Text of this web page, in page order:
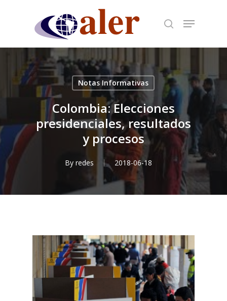
content
Notas Informativas
Colombia: Elecciones
presidenciales, resultados
y procesos
By redes 2018-06-18